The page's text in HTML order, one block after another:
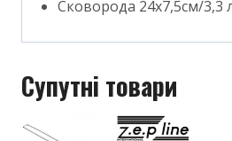
Сковорода 24х7,5см/3,3
Супутні товари